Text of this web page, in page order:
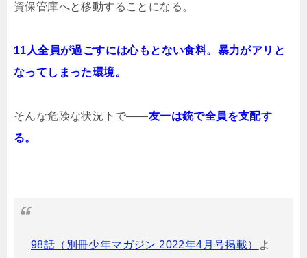
資保管庫へと移動することになる。
11人全員が過ごすには心もとない食料。暴力がアリと
なってしまった環境。
そんな危険な状況下で――友一は銃で全員を支配す
る。
98話（別冊少年マガジン 2022年4月号掲載）
よ